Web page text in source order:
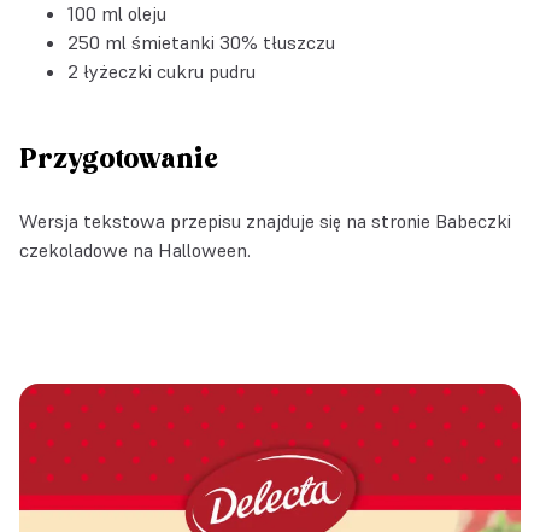
100 ml oleju
250 ml śmietanki 30% tłuszczu
2 łyżeczki cukru pudru
Przygotowanie
Wersja tekstowa przepisu znajduje się na stronie Babeczki
czekoladowe na Halloween.